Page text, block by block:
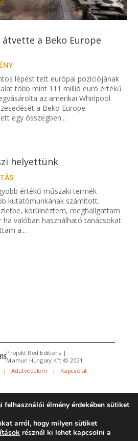
a Beko Europe
lépést tett európai pozíciójának
több mint 111 millió euró értékű
az amerikai Whirlpool
a Beko Europe
egy összegben...
helyettünk
értékű műszaki termék
kutatómunkának számított.
körülnéztem, meghallgattam
ha valóban használható tanácsokat
a...
Projekt Red Editions |
Mamuri Hungary Kft © 2021
| Adatvédelem | Kapcsolat
élmény érdekében sütiket
arról, hogy milyen sütiket
résznél ki lehet kapcsolni a